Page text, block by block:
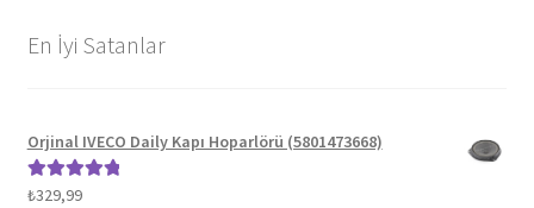
En İyi Satanlar
Orjinal IVECO Daily Kapı Hoparlörü (5801473668)
5 üzerinden
₺329,99